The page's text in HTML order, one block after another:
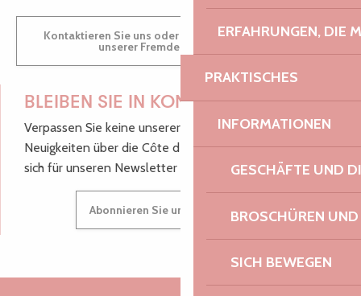
ERFAHRUNGEN, DIE
PRAKTISCHES
INFORMATIONEN
GESCHÄFTE UND
BROSCHÜREN
SICH BEWEGEN
Kontaktieren Sie uns oder besuchen Sie uns in einem
unserer Fremdenverkehrsbüros.
BLEIBEN SIE IN KONTAKT!
Verpassen Sie keine unserer guten Tipps und
Neuigkeiten über die Côte de Granit Rose, melden Sie
sich für unseren Newsletter an.
Abonnieren Sie unseren Newsletter